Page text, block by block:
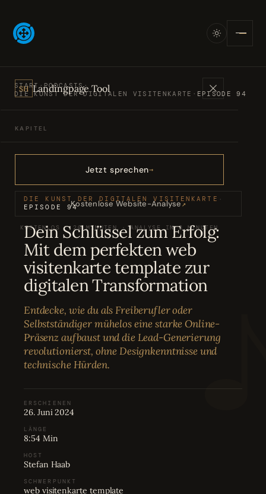
SH Landingpage Tool
KAPITEL
01 Angebote
02 Bücher
Podcasts
Bewertungen
05 Karriere
06 Partnerprogramm
Jetzt sprechen
Kostenlose Website-Analyse↗
KOSTENLOS · 20 MINUTEN · ANALYSE IN 3 MINUTEN
START·PODCASTS·
DIE KUNST DER DIGITALEN VISITENKARTE · EPISODE 94
DIE KUNST DER DIGITALEN VISITENKARTE ·
EPISODE 94
Dein Schlüssel zum Erfolg:
Mit dem perfekten web
visitenkarte template zur
digitalen Transformation
Entdecke, wie du als Freiberufler oder
Selbstständiger mühelos eine starke Online-
Präsenz aufbaust und die Lead-Generierung
revolutionierst, ohne Designkenntnisse und
technische Hürden.
ERSCHIENEN
26. Juni 2024
LÄNGE
8:54 Min
HOST
Stefan Haab
SCHWERPUNKT
web visitenkarte template